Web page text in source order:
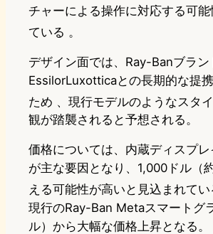
チャーによる操作に対応する可
ている 。
デザイン面では、Ray-Banブラン
EssilorLuxotticaとの長期的な提
ため 、現行モデルのようなスタ
観が踏襲されると予想される。
価格については、内蔵ディスプ
が主な要因となり、1,000ドル（
える可能性が高いと見込まれてい
現行のRay-Ban Metaスマートグ
ル）から大幅な価格上昇となる。